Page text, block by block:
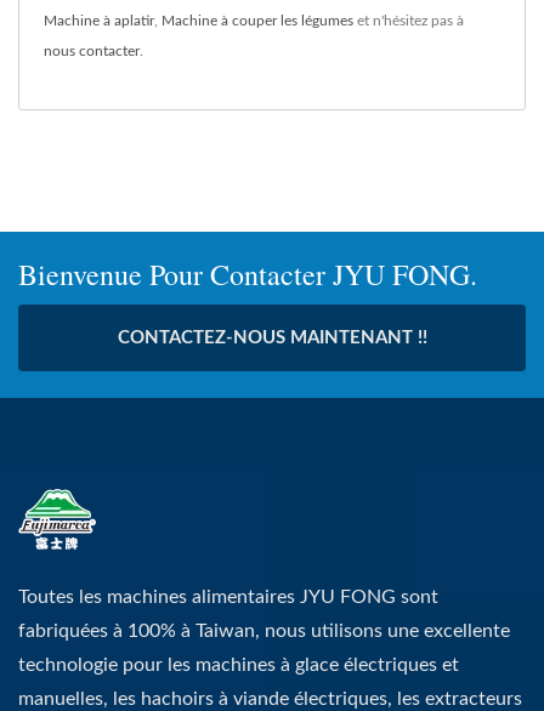
Machine à aplatir, Machine à couper les légumes et n'hésitez pas à
nous contacter.
Bienvenue Pour Contacter JYU FONG.
CONTACTEZ-NOUS MAINTENANT !!
Toutes les machines alimentaires JYU FONG sont
fabriquées à 100% à Taiwan, nous utilisons une excellente
technologie pour les machines à glace électriques et
manuelles, les hachoirs à viande électriques, les extracteurs